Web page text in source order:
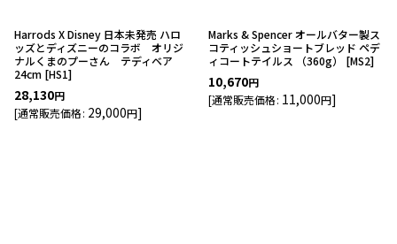
Harrods X Disney 日本未発売 ハロ
ッズとディズニーのコラボ オリジ
ナルくまのプーさん テディベア
24cm [HS1]
28,130円
[通常販売価格: 29,000円]
Marks & Spencer オールバター製ス
コティッシュショートブレッド ペデ
ィコートテイルス （360g）
[MS2]
10,670円
[通常販売価格: 11,000円]